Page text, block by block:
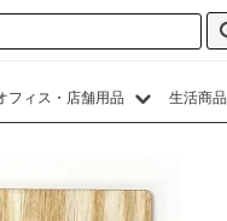
フィス・店舗用品 生活商品